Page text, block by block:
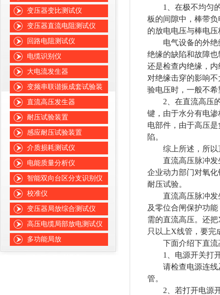
变压器变比测试仪
变压器直流电阻测试仪
回路电阻测试仪
电缆识别仪
大电流发生器
变频串联谐振成套试验装
置
直流高压发生器
耐压试验装置
感应耐压试验装置
介质损耗测试仪
电能质量分析仪
智能双向台区分支识别仪
校准仪
变压器局放综合测试仪
高压电缆局部放电测试仪
多功能局放
1、在极不均匀的
板的间隙中，棒带
的放电电压与棒电
电气设备的外绝缘
绝缘的缺陷和故障
还是检查内绝缘，
对绝缘击穿的影响
验电压时，一般不
2、在直流高压的
键，由于水分有电
电部件，由于高压
陷。
综上所述，所以
直流高压脉冲发生
企业动力部门对氧
耐压试验。
直流高压脉冲发生
及零位合闸保护功
需的直流高压。还
只以上X线管，要完
下面介绍下直流
1、电源开关打开
请检查电源连线及
管。
2、若打开电源开